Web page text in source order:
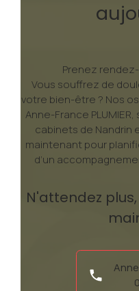
Prenez
Vous souffrez de
votre bien-être ? Nos
Anne-France
cabinets de Nandrin
maintenant pour
d’un
N'attendez